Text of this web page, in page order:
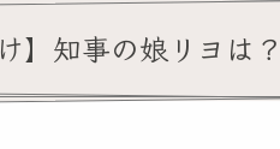
】知事の娘リヨは？